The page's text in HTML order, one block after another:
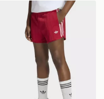
adidas Short Pinstripe